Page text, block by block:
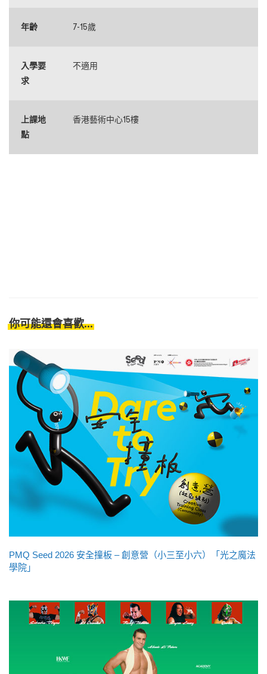
年齡 7-15歲
入學要
求
不適用
上課地
點
香港藝術中心15樓
你可能還會喜歡...
PMQ Seed 2026 安全撞板 – 創意營（小三至小六）「光之魔法
學院」